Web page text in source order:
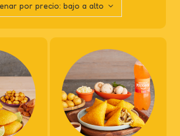
por precio: bajo a alto